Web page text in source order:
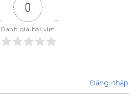
0
Đánh giá bài viết
Đăng nhập